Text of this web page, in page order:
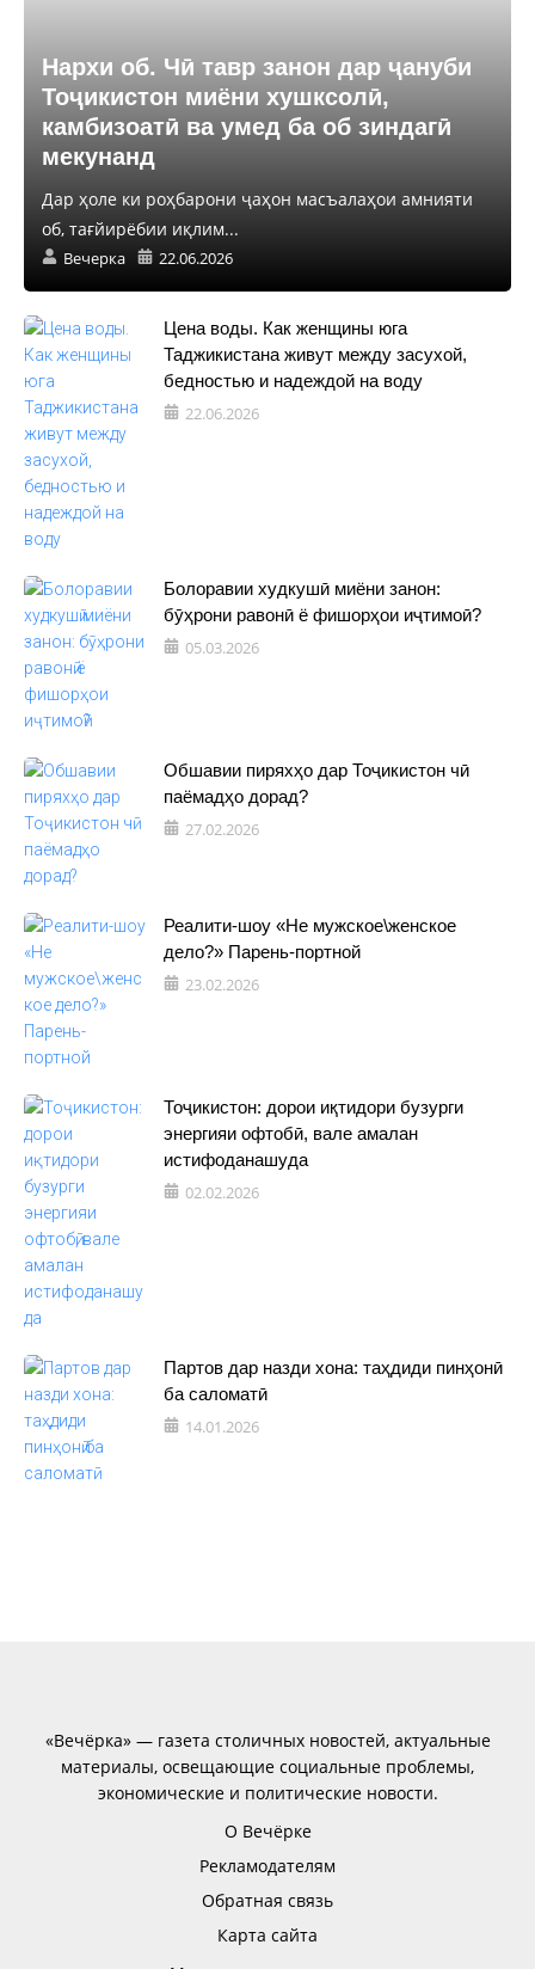
Нархи об. Чӣ тавр занон дар ҷануби
Тоҷикистон миёни хушксолӣ,
камбизоатӣ ва умед ба об зиндагӣ
мекунанд
Дар ҳоле ки роҳбарони ҷаҳон масъалаҳои амнияти
об, тағйирёбии иқлим...
Вечерка 22.06.2026
Цена воды. Как женщины юга
Таджикистана живут между засухой,
бедностью и надеждой на воду
22.06.2026
Болоравии худкушӣ миёни занон:
бӯҳрони равонӣ ё фишорҳои иҷтимоӣ?
05.03.2026
Обшавии пиряхҳо дар Тоҷикистон чӣ
паёмадҳо дорад?
27.02.2026
Реалити-шоу «Не мужское\женское
дело?» Парень-портной
23.02.2026
Тоҷикистон: дорои иқтидори бузурги
энергияи офтобӣ, вале амалан
истифоданашуда
02.02.2026
Партов дар назди хона: таҳдиди пинҳонӣ
ба саломатӣ
14.01.2026
«Вечёрка» — газета столичных новостей, актуальные
материалы, освещающие социальные проблемы,
экономические и политические новости.
О Вечёрке
Рекламодателям
Обратная связь
Карта сайта